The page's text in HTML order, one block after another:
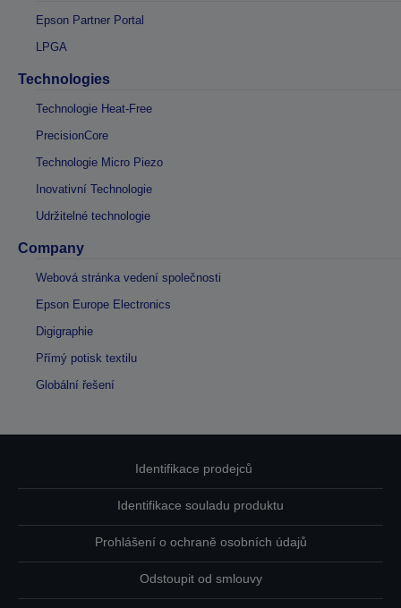
Epson Partner Portal
LPGA
Technologies
Technologie Heat-Free
PrecisionCore
Technologie Micro Piezo
Inovativní Technologie
Udržitelné technologie
Company
Webová stránka vedení společnosti
Epson Europe Electronics
Digigraphie
Přímý potisk textilu
Globální řešení
Identifikace prodejců
Identifikace souladu produktu
Prohlášení o ochraně osobních údajů
Odstoupit od smlouvy